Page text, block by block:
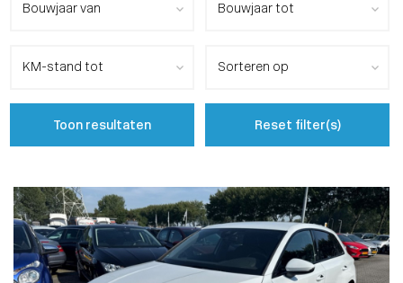
Toon resultaten Reset filter(s)